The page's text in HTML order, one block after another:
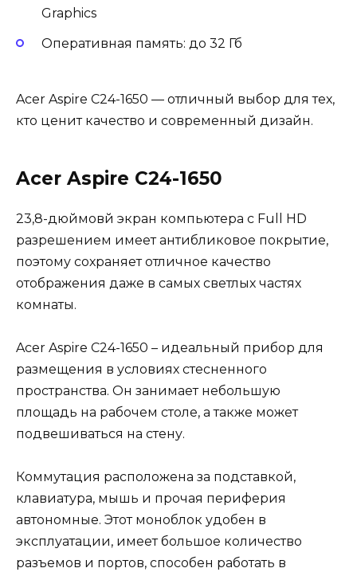
Graphics
Оперативная память: до 32 Гб
Acer Aspire C24-1650 — отличный выбор для тех,
кто ценит качество и современный дизайн.
Acer Aspire C24-1650
23,8-дюймовй экран компьютера с Full HD
разрешением имеет антибликовое покрытие,
поэтому сохраняет отличное качество
отображения даже в самых светлых частях
комнаты.
Acer Aspire C24-1650 – идеальный прибор для
размещения в условиях стесненного
пространства. Он занимает небольшую
площадь на рабочем столе, а также может
подвешиваться на стену.
Коммутация расположена за подставкой,
клавиатура, мышь и прочая периферия
автономные. Этот моноблок удобен в
эксплуатации, имеет большое количество
разъемов и портов, способен работать в